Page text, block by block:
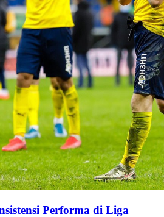
Performa di Liga